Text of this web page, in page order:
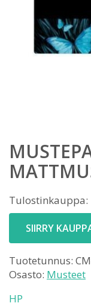
Tulostinkauppa:
SIIRRY
Tuotetunnus:
Osasto: Musteet
HP